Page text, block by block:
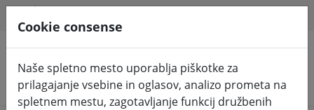
Iskanje izdelkov
Cookie consense
Naše spletno mesto uporablja piškotke za
prilagajanje vsebine in oglasov, analizo prometa na
spletnem mestu, zagotavljanje funkcij družbenih